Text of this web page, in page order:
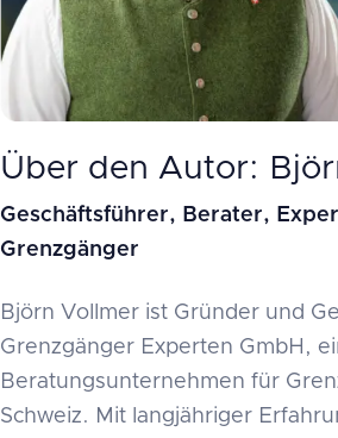
Über den Autor:
Geschäftsführer, Berater,
Grenzgänger
Björn Vollmer ist Gründer und
Grenzgänger Experten GmbH,
Beratungsunternehmen für
Schweiz. Mit langjähriger